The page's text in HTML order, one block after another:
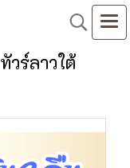
ทัวร์ลาวใต้